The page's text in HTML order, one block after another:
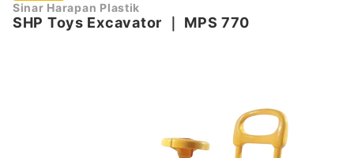
Sinar Harapan Plastik
SHP Toys Excavator MPS 770